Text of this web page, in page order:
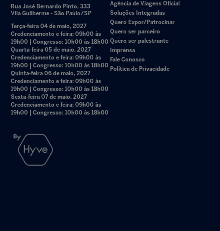
Rua José Bernardo Pinto, 333
Vila Guilherme - São Paulo/SP
Terça-feira 04 de maio, 2027
Credenciamento e feira: 09h00 às
19h00 | Congresso: 10h00 às 18h00
Quarta-feira 05 de maio, 2027
Credenciamento e feira: 09h00 às
19h00 | Congresso: 10h00 às 18h00
Quinta-feira 06 de maio, 2027
Credenciamento e feira: 09h00 às
19h00 | Congresso: 10h00 às 18h00
Sexta-feira 07 de maio, 2027
Credenciamento e feira: 09h00 às
19h00 | Congresso: 10h00 às 18h00
Agência de Viagens Oficial
Soluções Integradas
Quero Expor/Patrocinar
Quero ser parceiro
Quero ser palestrante
Imprensa
Fale Conosco
Política de Privacidade